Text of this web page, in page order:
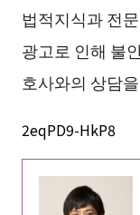
법적지식과 전
광고로 인해 불
호사와의 상담
2eqPD9-HkP8